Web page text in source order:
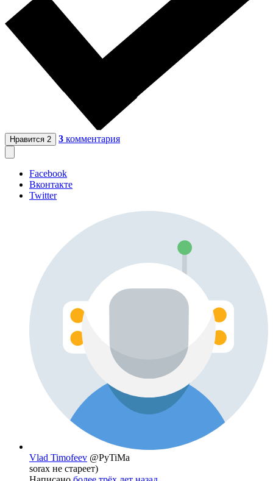
Нравится 2 3 комментария
Facebook
Вконтакте
Twitter
Vlad Timofeev @PyTiMa
sorax не стареет)